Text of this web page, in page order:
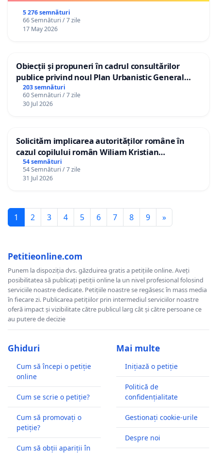
5 276 semnături
66 Semnături / 7 zile
17 May 2026
Obiecții și propuneri în cadrul consultărilor
publice privind noul Plan Urbanistic General
(PUG) Ialoveni
203 semnături
60 Semnături / 7 zile
30 Jul 2026
Solicităm implicarea autorităților române în
cazul copilului român Wiliam Kristian
Gheorghe, aflat în plasament în Danemarca de
12 ani
54 semnături
54 Semnături / 7 zile
31 Jul 2026
1 2 3 4 5 6 7 8 9 »
Petitieonline.com
Punem la dispoziția dvs. găzduirea gratis a petițiile online. Aveți
posibilitatea să publicați petiții online la un nivel profesional folosind
serviciile noastre dedicate. Petițiile noastre se regăsesc în mass media
în fiecare zi. Publicarea petițiilor prin intermediul serviciilor noastre
oferă impact și vizibilitate către publicul larg cât și către persoane ce
au putere de decizie
Ghiduri
Cum să începi o petiție
online
Cum se scrie o petiție?
Cum să promovați o
petiție?
Cum să obții apariții în
Mai multe
Inițiază o petiție
Politică de
confidențialitate
Gestionați cookie-urile
Despre noi